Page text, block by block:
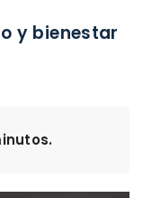
y bienestar